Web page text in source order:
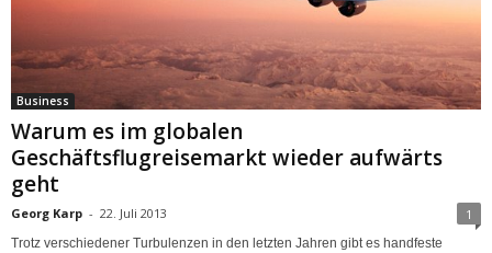
Business
Warum es im globalen
Geschäftsflugreisemarkt wieder aufwärts
geht
Georg Karp - 22. Juli 2013 1
Trotz verschiedener Turbulenzen in den letzten Jahren gibt es handfeste